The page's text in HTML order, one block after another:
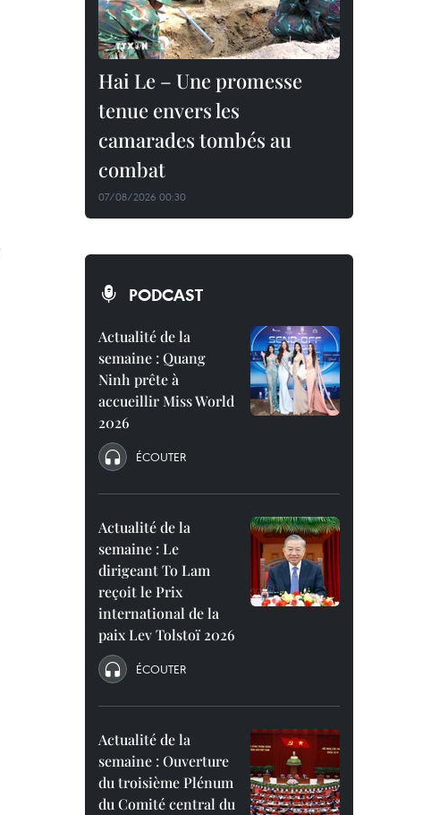
Hai Le – Une promesse
tenue envers les
camarades tombés au
combat
07/08/2026 00:30
PODCAST
Actualité de la
semaine : Quang
Ninh prête à
accueillir Miss World
2026
ÉCOUTER
Actualité de la
semaine : Le
dirigeant To Lam
reçoit le Prix
international de la
paix Lev Tolstoï 2026
ÉCOUTER
Actualité de la
semaine : Ouverture
du troisième Plénum
du Comité central du